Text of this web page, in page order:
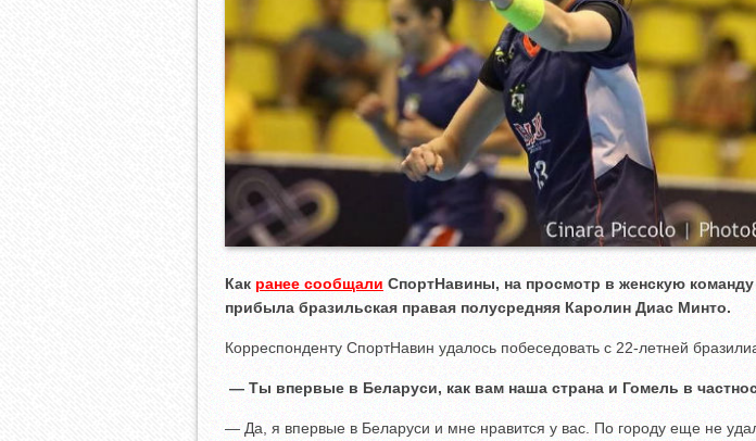
Как ранее сообщали СпортНавины, на просмотр в женскую
прибыла бразильская правая полусредняя Каролин Диас Минто.
Корреспонденту СпортНавин удалось побеседовать с 22-летней
— Ты впервые в Беларуси, как вам наша страна и Гомель в
— Да, я впервые в Беларуси и мне нравится у вас. По городу еще не